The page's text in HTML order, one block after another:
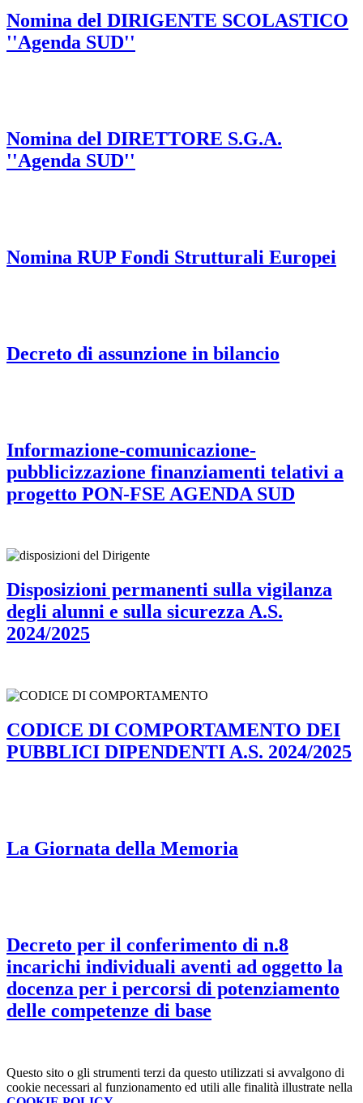
Nomina del DIRIGENTE SCOLASTICO
''Agenda SUD''
Nomina del DIRETTORE S.G.A.
''Agenda SUD''
Nomina RUP Fondi Strutturali Europei
Decreto di assunzione in bilancio
Informazione-comunicazione-
pubblicizzazione finanziamenti telativi a
progetto PON-FSE AGENDA SUD
Disposizioni permanenti sulla vigilanza
degli alunni e sulla sicurezza A.S.
2024/2025
CODICE DI COMPORTAMENTO DEI
PUBBLICI DIPENDENTI A.S. 2024/2025
La Giornata della Memoria
Decreto per il conferimento di n.8
incarichi individuali aventi ad oggetto la
docenza per i percorsi di potenziamento
delle competenze di base
Questo sito o gli strumenti terzi da questo utilizzati si avvalgono di
cookie necessari al funzionamento ed utili alle finalità illustrate nella